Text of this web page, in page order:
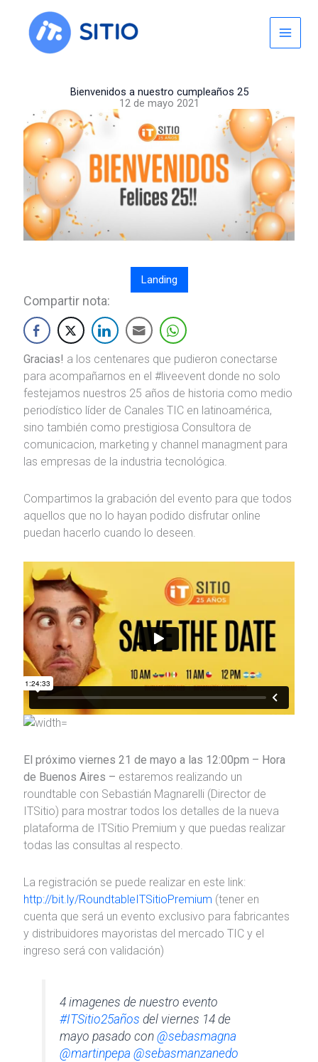
content
Bienvenidos a nuestro cumpleaños 25
12 de mayo 2021
Landing
Compartir nota:
Gracias! a los centenares que pudieron conectarse
para acompañarnos en el #liveevent donde no solo
festejamos nuestros 25 años de historia como medio
periodístico líder de Canales TIC en latinoamérica,
sino también como prestigiosa Consultora de
comunicacion, marketing y channel managment para
las empresas de la industria tecnológica.
Compartimos la grabación del evento para que todos
aquellos que no lo hayan podido disfrutar online
puedan hacerlo cuando lo deseen.
El próximo viernes 21 de mayo a las 12:00pm – Hora
de Buenos Aires – estaremos realizando un
roundtable con Sebastián Magnarelli (Director de
ITSitio) para mostrar todos los detalles de la nueva
plataforma de ITSitio Premium y que puedas realizar
todas las consultas al respecto.
La registración se puede realizar en este link:
http://bit.ly/RoundtableITSitioPremium (tener en
cuenta que será un evento exclusivo para fabricantes
y distribuidores mayoristas del mercado TIC y el
ingreso será con validación)
4 imagenes de nuestro evento
#ITSitio25años del viernes 14 de
mayo pasado con@sebasmagna
@martinpepa @sebasmanzanedo